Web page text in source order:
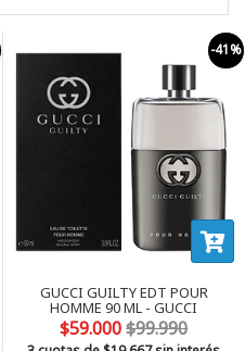
-41%
GUCCI GUILTY EDT POUR
HOMME 90 ML - GUCCI
$59.000$99.990